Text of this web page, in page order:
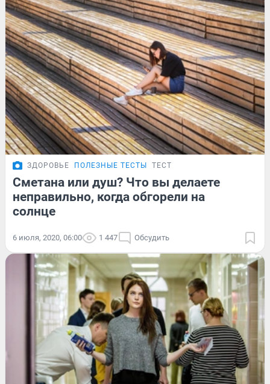
ЗДОРОВЬЕ ПОЛЕЗНЫЕ ТЕСТЫ ТЕСТ
Сметана или душ? Что вы делаете
неправильно, когда обгорели на
солнце
6 июля, 2020, 06:00 1 447 Обсудить